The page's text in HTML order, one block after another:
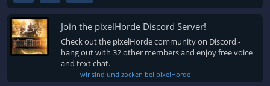
Join the pixelHorde Discord Server!
Check out the pixelHorde community on Discord -
hang out with 32 other members and enjoy free voice
and text chat.
wir sind und zocken bei pixelHorde